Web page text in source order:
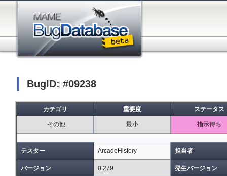
BugID: #09238
カテゴリ 重要度 ステータス
その他 最小 指示待ち
テスター ArcadeHistory 担当者
バージョン 0.279 発生バージョン